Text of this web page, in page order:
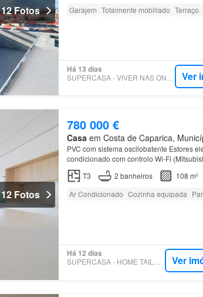
12 Fotos
Garajem Totalmente mobiliado Terraço
Há 13 dias
Ver
12 Fotos
780 000 €
Casaem Costa de Caparica,
PVC com sistema oscilobatente Estores
condicionado com controlo Wi-Fi
T3 2 banheiros
108 m²
Ar Condicionado Cozinha equipada
Há 12 dias
Ver